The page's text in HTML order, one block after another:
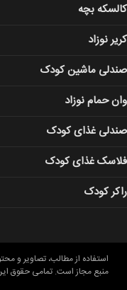
کالسکه بچه
کریر نوزاد
صندلی ماشین کودک
وان حمام نوزاد
صندلی غذای کودک
فلاسک غذای کودک
راکر کودک
استفاده از مطالب، تصاویر و
منبع مجاز است. تمامی حقوق